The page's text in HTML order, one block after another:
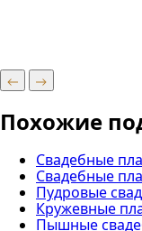
Похожие
Свадебные
Свадебные
Пудровые
Кружевные
Пышные